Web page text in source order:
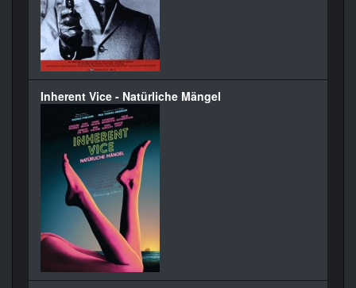
Inherent Vice - Natürliche Mängel